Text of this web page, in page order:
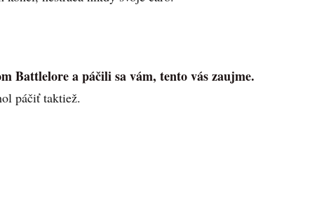
Battlelore a páčili sa vám, tento vás zaujme.
páčiť taktiež.